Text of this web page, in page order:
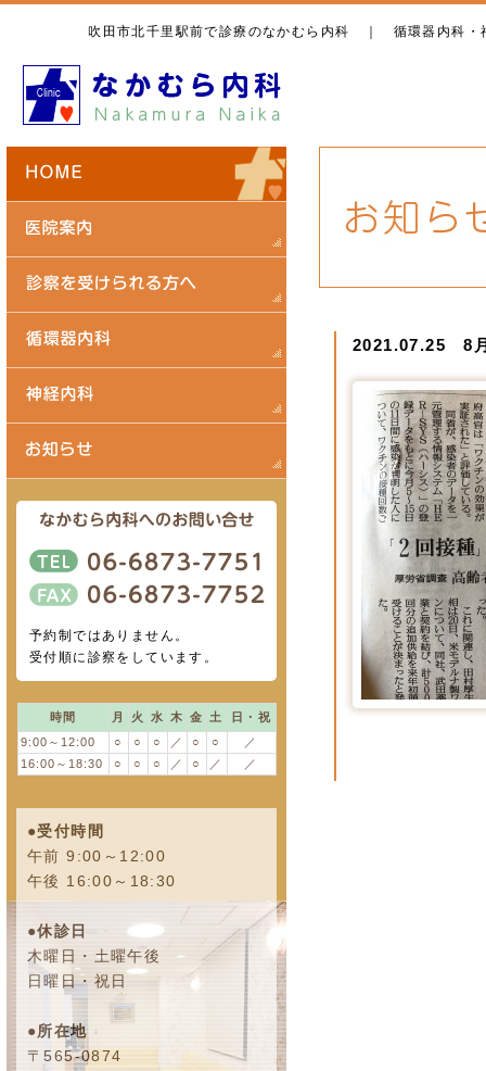
吹田市北千里駅前で診療のなかむら内科 ｜ 循環器内科
予約制ではありません。
受付順に診察をしています。
時間 月 火 水 木 金 土
日・祝
9:00～12:00
○ ○ ○ ／ ○ ○
／
16:00～18:30
○ ○ ○ ／ ○ ／ ／
●受付時間
午前 9:00～12:00
午後 16:00～18:30
●休診日
木曜日・土曜午後
日曜日・祝日
●所在地
〒565-0874
2021.07.25 8月